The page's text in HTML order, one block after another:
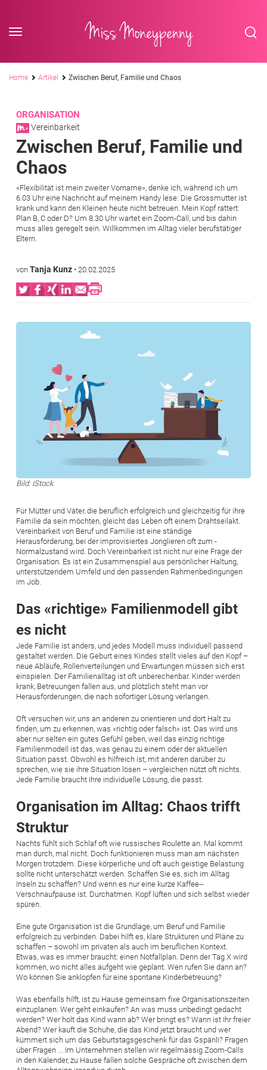
Miss Moneypenny
Pfadnavigation
Home Artikel Zwischen Beruf, Familie und Chaos
ORGANISATION
Vereinbarkeit
Zwischen Beruf, Familie und
Chaos
«Flexibilität ist mein zweiter Vorname», denke ich, während ich um
6.03 Uhr eine Nachricht auf meinem Handy lese: Die Grossmutter ist
krank und kann den Kleinen heute nicht betreuen. Mein Kopf rattert:
Plan B, C oder D? Um 8.30 Uhr wartet ein Zoom-Call, und bis dahin
muss alles geregelt sein. Willkommen im Alltag vieler berufstätiger
Eltern.
von Tanja Kunz • 20.02.2025
Bild
Bild: iStock
Für Mütter und Väter, die beruflich erfolgreich und gleichzeitig für ihre
Familie da sein möchten, gleicht das Leben oft einem Drahtseilakt.
Vereinbarkeit von Beruf und Familie ist eine ständige
Herausforderung, bei der improvisiertes Jonglieren oft zum ­
Normalzustand wird. Doch Vereinbarkeit ist nicht nur eine Frage der
Organisation. Es ist ein Zusammenspiel aus persönlicher ­Haltung,
unterstützendem Umfeld und den passenden Rahmenbedingungen
im Job.
Das «richtige» Familienmodell gibt
es nicht
Jede Familie ist anders, und jedes Modell muss individuell ­passend
gestaltet werden. Die Geburt eines Kindes stellt vieles auf den Kopf –
neue Abläufe, Rollenverteilungen und Erwartungen ­müssen sich erst
einspielen. Der Familienalltag ist oft unberechenbar. Kinder werden
krank, Betreuungen fallen aus, und plötzlich steht man vor
Herausforderungen, die nach sofortiger Lösung verlangen.
Oft versuchen wir, uns an anderen zu orientieren und dort Halt zu
finden, um zu erkennen, was «richtig oder falsch» ist. Das wird uns
aber nur selten ein gutes Gefühl geben, weil das einzig richtige
Familienmodell ist das, was genau zu einem oder der aktuellen
Situation passt. Obwohl es hilfreich ist, mit anderen darüber zu
sprechen, wie sie ihre Situation lösen – vergleichen nützt oft nichts.
Jede Familie braucht ihre individuelle Lösung, die passt.
Organisation im Alltag: Chaos trifft
Struktur
Nachts fühlt sich Schlaf oft wie russisches Roulette an. Mal kommt
man durch, mal nicht. Doch funktionieren muss man am nächsten
Morgen trotzdem. Diese körperliche und oft auch geistige Belastung
sollte nicht unterschätzt werden. Schaffen Sie es, sich im Alltag
Inseln zu schaffen? Und wenn es nur eine kurze Kaffee-­
Verschnaufpause ist. Durchatmen. Kopf lüften und sich selbst wieder
spüren.
Eine gute Organisation ist die Grundlage, um Beruf und Familie
erfolgreich zu verbinden. Dabei hilft es, klare Strukturen und Pläne zu
schaffen – sowohl im privaten als auch im beruflichen Kontext.
Etwas, was es immer braucht: einen Notfallplan. Denn der Tag X wird
kommen, wo nicht alles aufgeht wie geplant. Wen rufen Sie dann an?
Wo können Sie anklopfen für eine spontane Kinderbetreuung?
Was ebenfalls hilft, ist zu Hause gemeinsam fixe Organisationszeiten
einzuplanen. Wer geht einkaufen? An was muss unbedingt gedacht
werden? Wer holt das Kind wann ab? Wer bringt es? Wann ist Ihr freier
Abend? Wer kauft die Schuhe, die das Kind jetzt braucht und wer
kümmert sich um das Geburtstagsgeschenk für das Gspänli? Fragen
über Fragen ... Im Unternehmen stellen wir regelmässig Zoom-Calls
in den Kalender, zu Hause fallen solche Gespräche oft zwischen dem